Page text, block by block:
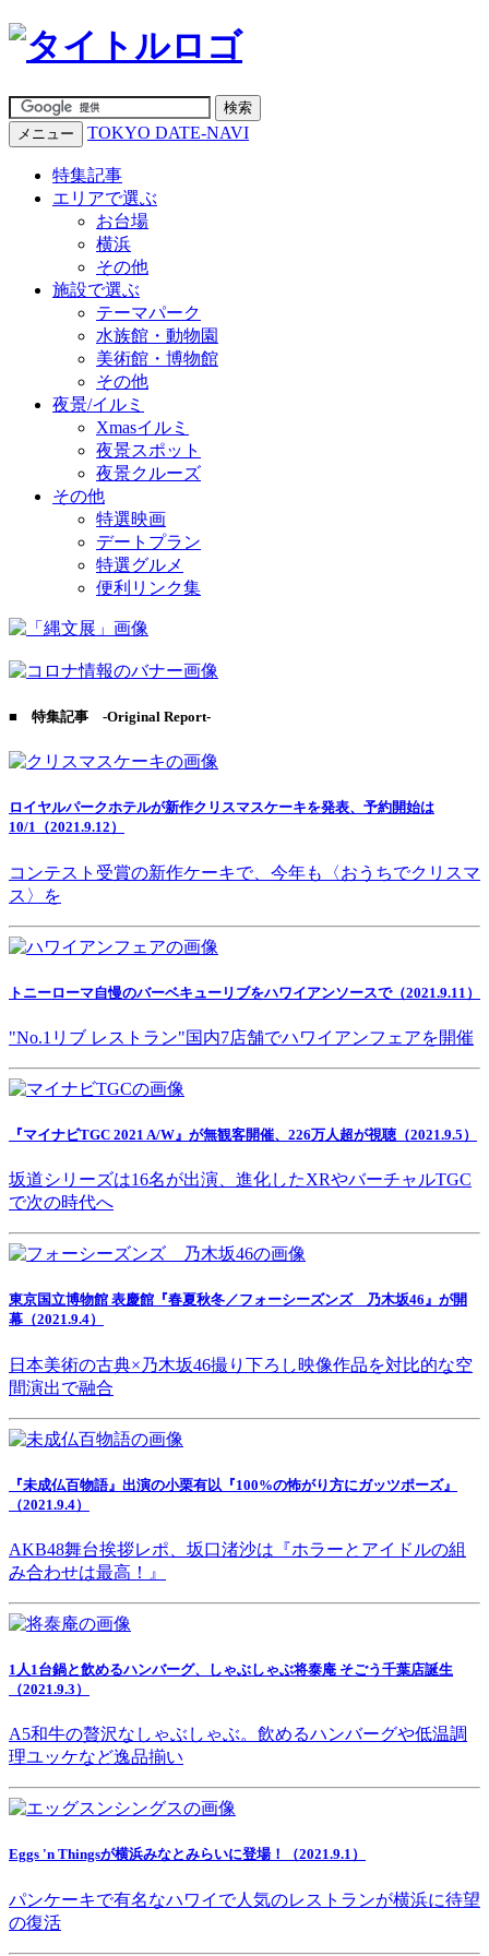
メニュー TOKYO DATE-NAVI
特集記事
エリアで選ぶ
お台場
横浜
その他
施設で選ぶ
テーマパーク
水族館・動物園
美術館・博物館
その他
夜景/イルミ
Xmasイルミ
夜景スポット
夜景クルーズ
その他
特選映画
デートプラン
特選グルメ
便利リンク集
■ 特集記事 -Original Report-
ロイヤルパークホテルが新作クリスマスケーキを発表、予約開始は
10/1（2021.9.12）
コンテスト受賞の新作ケーキで、今年も〈おうちでクリスマ
ス〉を
トニーローマ自慢のバーベキューリブをハワイアンソースで（2021.9.11）
"No.1リブ レストラン"国内7店舗でハワイアンフェアを開催
『マイナビTGC 2021 A/W』が無観客開催、226万人超が視聴（2021.9.5）
坂道シリーズは16名が出演、進化したXRやバーチャルTGC
で次の時代へ
東京国立博物館 表慶館『春夏秋冬／フォーシーズンズ 乃木坂46』が開
幕（2021.9.4）
日本美術の古典×乃木坂46撮り下ろし映像作品を対比的な空
間演出で融合
『未成仏百物語』出演の小栗有以『100%の怖がり方にガッツポーズ』
（2021.9.4）
AKB48舞台挨拶レポ、坂口渚沙は『ホラーとアイドルの組
み合わせは最高！』
1人1台鍋と飲めるハンバーグ、しゃぶしゃぶ将泰庵 そごう千葉店誕生
（2021.9.3）
A5和牛の贅沢なしゃぶしゃぶ。飲めるハンバーグや低温調
理ユッケなど逸品揃い
Eggs 'n Thingsが横浜みなとみらいに登場！（2021.9.1）
パンケーキで有名なハワイで人気のレストランが横浜に待望
の復活